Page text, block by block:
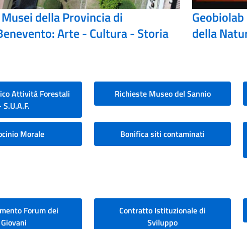
della Provincia di
Arte - Cultura - Storia
della
Attività Forestali
S.U.A.F.
Richieste Museo del Sannio
Morale Bonifica siti contaminati
Forum dei
Giovani
Contratto Istituzionale di
Sviluppo